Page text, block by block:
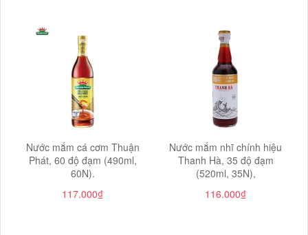
Nước mắm cá cơm Thuận
Phát, 60 độ đạm (490ml,
60N).
117.000₫
Nước mắm nhĩ chính hiệu
Thanh Hà, 35 độ đạm
(520ml, 35N),
116.000₫